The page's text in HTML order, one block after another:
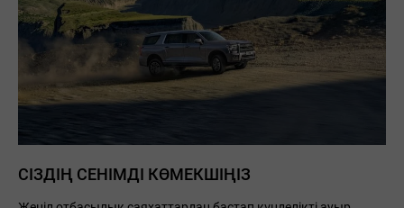
СІЗДІҢ СЕНІМДІ КӨМЕКШІҢІЗ